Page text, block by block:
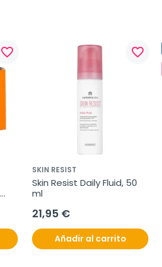
favorite_border favorite_border
SKIN RESIST
Skin Resist Daily Fluid, 50
ml
21,95 €
Añadir al carrito